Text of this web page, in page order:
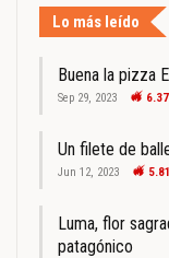
Lo más leído
Buena la pizza
Sep 29, 2023
Un filete de
Jun 12, 2023
Luma, flor
patagónico